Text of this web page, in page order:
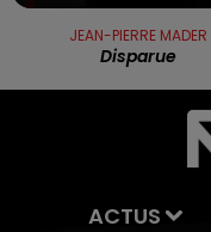
JEAN-PIERRE MADER
Disparue
ACTUS